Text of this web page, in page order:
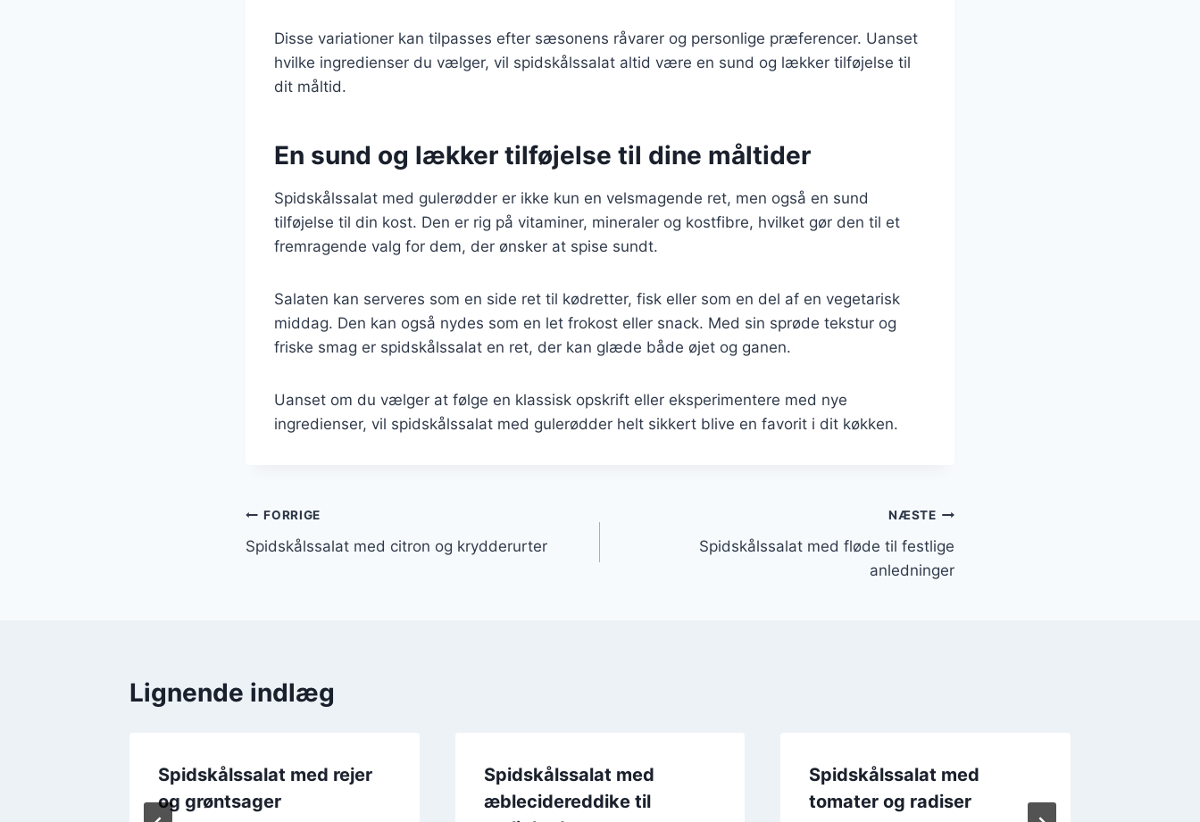
Disse variationer kan tilpasses efter sæsonens råvarer og personlige præferencer. Uanset
hvilke ingredienser du vælger, vil spidskålssalat altid være en sund og lækker tilføjelse til
dit måltid.
En sund og lækker tilføjelse til dine måltider
Spidskålssalat med gulerødder er ikke kun en velsmagende ret, men også en sund
tilføjelse til din kost. Den er rig på vitaminer, mineraler og kostfibre, hvilket gør den til et
fremragende valg for dem, der ønsker at spise sundt.
Salaten kan serveres som en side ret til kødretter, fisk eller som en del af en vegetarisk
middag. Den kan også nydes som en let frokost eller snack. Med sin sprøde tekstur og
friske smag er spidskålssalat en ret, der kan glæde både øjet og ganen.
Uanset om du vælger at følge en klassisk opskrift eller eksperimentere med nye
ingredienser, vil spidskålssalat med gulerødder helt sikkert blive en favorit i dit køkken.
Indlægsnavigation
FORRIGE
Spidskålssalat med citron og krydderurter
NÆSTE
Spidskålssalat med fløde til festlige
anledninger
Lignende indlæg
Spidskålssalat med rejer
og grøntsager
Spidskålssalat med
æblecidereddike til
Spidskålssalat med
tomater og radiser